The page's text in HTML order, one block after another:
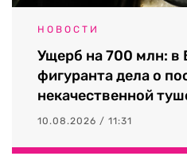
НОВОСТИ
Ущерб на 700 млн: в
фигуранта дела о
некачественной
10.08.2026 / 11:31